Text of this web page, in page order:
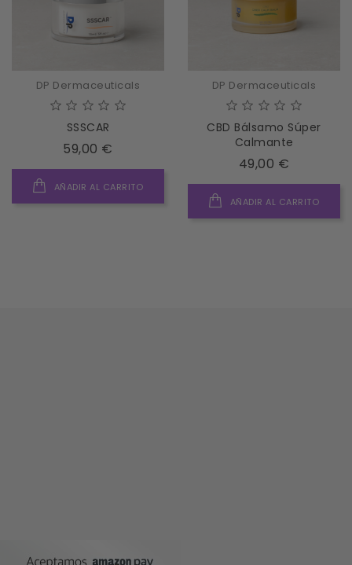
DP Dermaceuticals
SSSCAR
59,00 €
AÑADIR AL CARRITO
DP Dermaceuticals
CBD Bálsamo Súper
Calmante
49,00 €
AÑADIR AL CARRITO